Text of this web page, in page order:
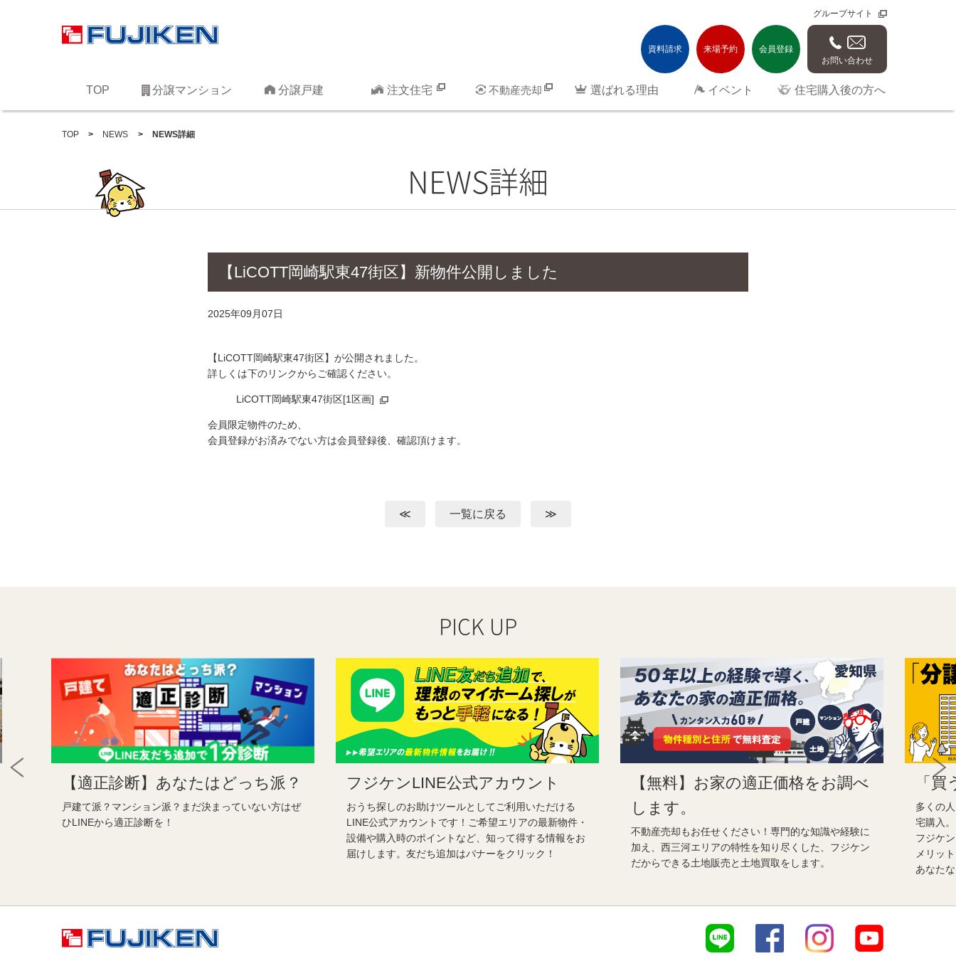
グループサイト
資料請求 来場予約
会員登録
お問い合わせ
TOP 分譲マンション 分譲戸建 注文住宅 不動産売却 選ばれる理由 イベント 住宅購入後の方へ
TOP NEWS NEWS詳細
NEWS詳細
【LiCOTT岡崎駅東47街区】新物件公開しました
2025年09月07日
【LiCOTT岡崎駅東47街区】が公開されました。
詳しくは下のリンクからご確認ください。
LiCOTT岡崎駅東47街区[1区画]
会員限定物件のため、
会員登録がお済みでない方は会員登録後、確認頂けます。
≪ 一覧に戻る ≫
PICK UP
【適正診断】あなたはどっち派？
戸建て派？マンション派？まだ決まっていない方はぜ
ひLINEから適正診断を！
フジケンLINE公式アカウント
おうち探しのお助けツールとしてご利用いただける
LINE公式アカウントです！ご希望エリアの最新物件・
設備や購入時のポイントなど、知って得する情報をお
届けします。友だち追加はバナーをクリック！
【無料】お家の適正価格をお調べ
します。
不動産売却もお任せください！専門的な知識や経験に
加え、西三河エリアの特性を知り尽くした、フジケン
だからできる土地販売と土地買取をします。
「
多くの
宅購入。
フジケ
メリッ
あなた